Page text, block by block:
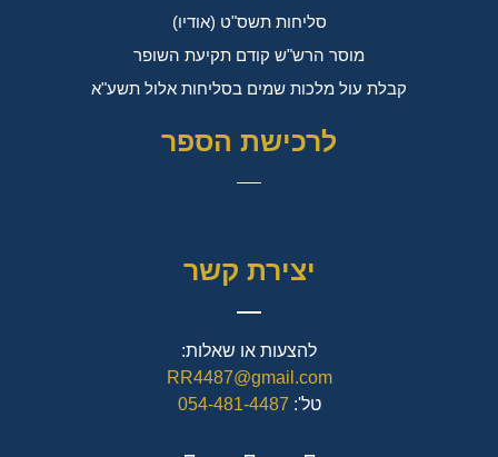
סליחות תשס"ט (אודיו)
מוסר הרש"ש קודם תקיעת השופר
קבלת עול מלכות שמים בסליחות אלול תשע"א
לרכישת הספר
יצירת קשר
להצעות או שאלות:
RR4487@gmail.com
טל': 054-481-4487